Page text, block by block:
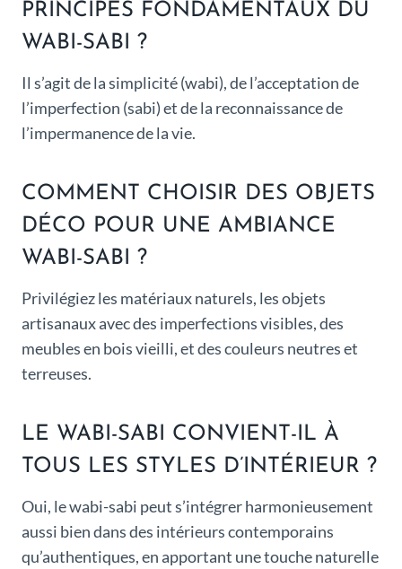
PRINCIPES FONDAMENTAUX DU
WABI-SABI ?
Il s’agit de la simplicité (wabi), de l’acceptation de
l’imperfection (sabi) et de la reconnaissance de
l’impermanence de la vie.
COMMENT CHOISIR DES OBJETS
DÉCO POUR UNE AMBIANCE
WABI-SABI ?
Privilégiez les matériaux naturels, les objets
artisanaux avec des imperfections visibles, des
meubles en bois vieilli, et des couleurs neutres et
terreuses.
LE WABI-SABI CONVIENT-IL À
TOUS LES STYLES D’INTÉRIEUR ?
Oui, le wabi-sabi peut s’intégrer harmonieusement
aussi bien dans des intérieurs contemporains
qu’authentiques, en apportant une touche naturelle